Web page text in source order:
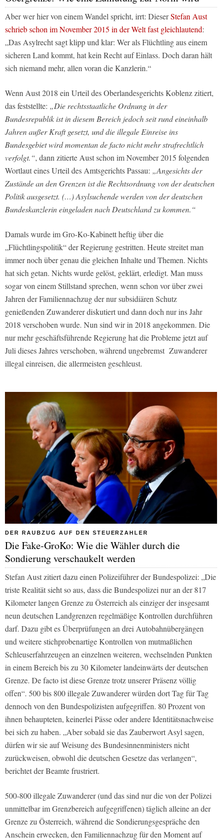
Aber wer hier von einem Wandel spricht, irrt: DieserStefan Aust
schrieb schon im November 2015 in der Welt fast gleichlautend:
„Das Asylrecht sagt klipp und klar: Wer als Flüchtling aus einem
sicheren Land kommt, hat kein Recht auf Einlass. Doch daran hält
sich niemand mehr, allen voran die Kanzlerin.“
Wenn Aust 2018 ein Urteil des Oberlandesgerichts Koblenz zitiert,
das feststellte: „Die rechtsstaatliche Ordnung in der
Bundesrepublik ist in diesem Bereich jedoch seit rund eineinhalb
Jahren außer Kraft gesetzt, und die illegale Einreise ins
Bundesgebiet wird momentan de facto nicht mehr strafrechtlich
verfolgt.“, dann zitierte Aust schon im November 2015 folgenden
Wortlaut eines Urteil des Amtsgerichts Passau: „Angesichts der
Zustände an den Grenzen ist die Rechtsordnung von der deutschen
Politik ausgesetzt. (…) Asylsuchende werden von der deutschen
Bundeskanzlerin eingeladen nach Deutschland zu kommen.“
Damals wurde im Gro-Ko-Kabinett heftig über die
„Flüchtlingspolitik“ der Regierung gestritten. Heute streitet man
immer noch über genau die gleichen Inhalte und Themen. Nichts
hat sich getan. Nichts wurde gelöst, geklärt, erledigt. Man muss
sogar von einem Stillstand sprechen, wenn schon vor über zwei
Jahren der Familiennachzug der nur subsidiären Schutz
genießenden Zuwanderer diskutiert und dann doch nur ins Jahr
2018 verschoben wurde. Nun sind wir in 2018 angekommen. Die
nur mehr geschäftsführende Regierung hat die Probleme jetzt auf
Juli dieses Jahres verschoben, während ungebremst Zuwanderer
illegal einreisen, die allermeisten geschleust.
DER RAUBZUG AUF DEN STEUERZAHLER
Die Fake-GroKo: Wie die Wähler durch die
Sondierung verschaukelt werden
Stefan Aust zitiert dazu einen Polizeiführer der Bundespolizei: „Die
triste Realität sieht so aus, dass die Bundespolizei nur an der 817
Kilometer langen Grenze zu Österreich als einziger der insgesamt
neun deutschen Landgrenzen regelmäßige Kontrollen durchführen
darf. Dazu gibt es Überprüfungen an drei Autobahnübergängen
und weitere stichprobenartige Kontrollen von mutmaßlichen
Schleuserfahrzeugen an einzelnen weiteren, wechselnden Punkten
in einem Bereich bis zu 30 Kilometer landeinwärts der deutschen
Grenze. De facto ist diese Grenze trotz unserer Präsenz völlig
offen“. 500 bis 800 illegale Zuwanderer würden dort Tag für Tag
dennoch von den Bundespolizisten aufgegriffen. 80 Prozent von
ihnen behaupteten, keinerlei Pässe oder andere Identitätsnachweise
bei sich zu haben. „Aber sobald sie das Zauberwort Asyl sagen,
dürfen wir sie auf Weisung des Bundesinnenministers nicht
zurückweisen, obwohl die deutschen Gesetze das verlangen“,
berichtet der Beamte frustriert.
500-800 illegale Zuwanderer (und das sind nur die von der Polizei
unmittelbar im Grenzbereich aufgegriffenen) täglich alleine an der
Grenze zu Österreich, während die Sondierungsgespräche den
Anschein erwecken, den Familiennachzug für den Moment auf